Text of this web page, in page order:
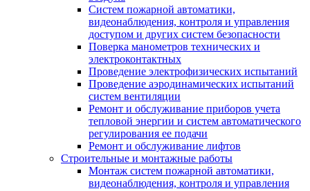
Систем пожарной автоматики,
видеонаблюдения, контроля и управления
доступом и других систем безопасности
Поверка манометров технических и
электроконтактных
Проведение электрофизических испытаний
Проведение аэродинамических испытаний
систем вентиляции
Ремонт и обслуживание приборов учета
тепловой энергии и систем автоматического
регулирования ее подачи
Ремонт и обслуживание лифтов
Строительные и монтажные работы
Монтаж систем пожарной автоматики,
видеонаблюдения, контроля и управления